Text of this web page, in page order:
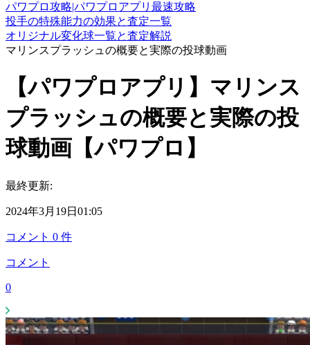
パワプロ攻略|パワプロアプリ最速攻略
投手の特殊能力の効果と査定一覧
オリジナル変化球一覧と査定解説
マリンスプラッシュの概要と実際の投球動画
【パワプロアプリ】マリンス
プラッシュの概要と実際の投
球動画【パワプロ】
最終更新:
2024年3月19日01:05
コメント 0 件
コメント
0